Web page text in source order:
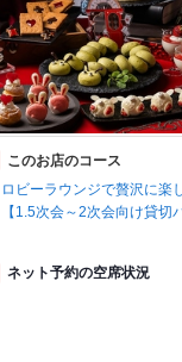
このお店のコース
ロビーラウンジで贅沢に楽
【1.5次会～2次会向け貸切
ネット予約の空席状況